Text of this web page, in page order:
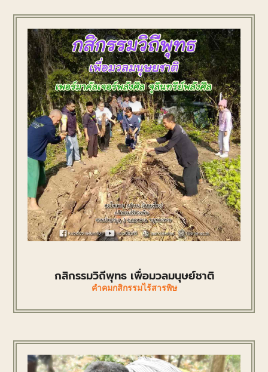
กสิกรรมวิถีพุทธ เพื่อมวลมนุษย์ชาติ
คำคมกสิกรรมไร้สารพิษ